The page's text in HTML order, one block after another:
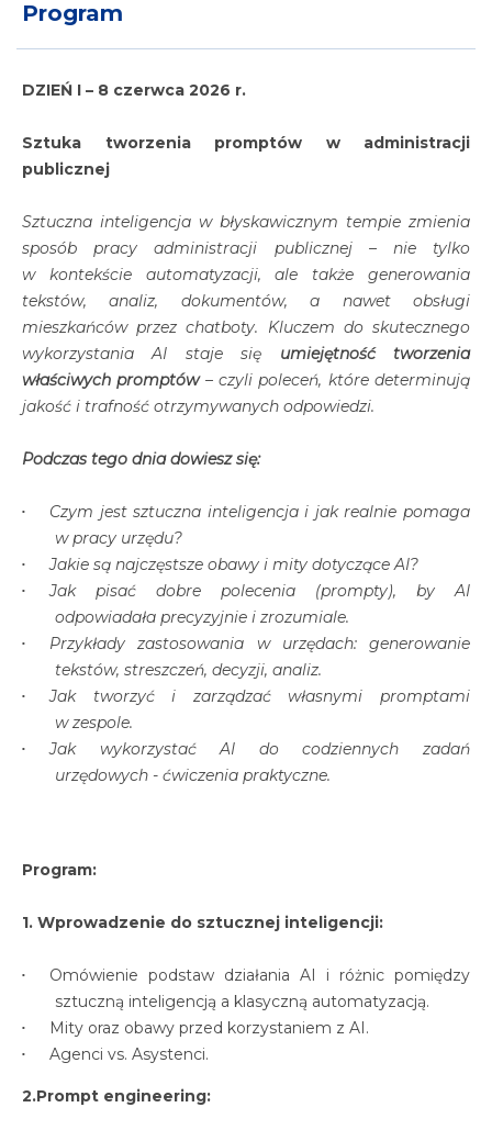
Program
DZIEŃ I – 8 czerwca 2026 r.
Sztuka tworzenia promptów w administracji
publicznej
Sztuczna inteligencja w błyskawicznym tempie zmienia
sposób pracy administracji publicznej – nie tylko
w kontekście automatyzacji, ale także generowania
tekstów, analiz, dokumentów, a nawet obsługi
mieszkańców przez chatboty. Kluczem do skutecznego
wykorzystania AI staje się umiejętność tworzenia
właściwych promptów– czyli poleceń, które determinują
jakość i trafność otrzymywanych odpowiedzi.
Podczas tego dnia dowiesz się:
Czym jest sztuczna inteligencja i jak realnie pomaga
w pracy urzędu?
Jakie są najczęstsze obawy i mity dotyczące AI?
Jak pisać dobre polecenia (prompty), by AI
odpowiadała precyzyjnie i zrozumiale.
Przykłady zastosowania w urzędach: generowanie
tekstów, streszczeń, decyzji, analiz.
Jak tworzyć i zarządzać własnymi promptami
w zespole.
Jak wykorzystać AI do codziennych zadań
urzędowych - ćwiczenia praktyczne.
Program:
1. Wprowadzenie do sztucznej inteligencji:
Omówienie podstaw działania AI i różnic pomiędzy
sztuczną inteligencją a klasyczną automatyzacją.
Mity oraz obawy przed korzystaniem z AI.
Agenci vs. Asystenci.
2.Prompt engineering: